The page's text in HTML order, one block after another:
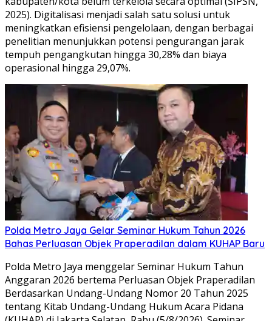
2025). Digitalisasi menjadi salah satu solusi untuk
meningkatkan efisiensi pengelolaan, dengan berbagai
penelitian menunjukkan potensi pengurangan jarak
tempuh pengangkutan hingga 30,28% dan biaya
operasional hingga 29,07%.
Polda Metro Jaya Gelar Seminar Hukum Tahun 2026
Bahas Perluasan Objek Praperadilan dalam KUHAP Baru
Polda Metro Jaya menggelar Seminar Hukum Tahun
Anggaran 2026 bertema Perluasan Objek Praperadilan
Berdasarkan Undang-Undang Nomor 20 Tahun 2025
tentang Kitab Undang-Undang Hukum Acara Pidana